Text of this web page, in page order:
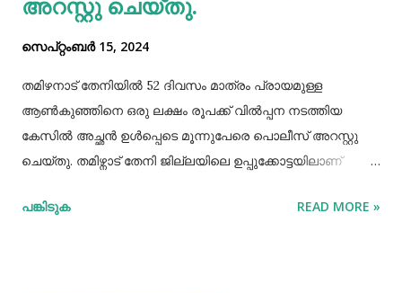
അറസ്റ്റു ചെയ്തു.
സെപ്റ്റംബർ 15, 2024
തമിഴനാട് തേനിയില്‍ 52 ദിവസം മാത്രം പ്രായമുള്ള
ആണ്‍കുഞ്ഞിനെ ഒരു ലക്ഷം രൂപക്ക് വില്‍പ്പന നടത്തിയ
കേസില്‍ അച്ഛൻ ഉള്‍പ്പെടെ മൂന്നുപേരെ പൊലീസ് അറസ്റ്റു
ചെയ്തു. തമിഴ്നാട് തേനി ജില്ലയിലെ ഉപ്പുക്കോട്ടയിലാണ്
സ്വദേശികളായ ദമ്ബതികളുമാണ് അറസ്റ്റിലായത്. തേനി
പങ്കിടുക READ MORE »